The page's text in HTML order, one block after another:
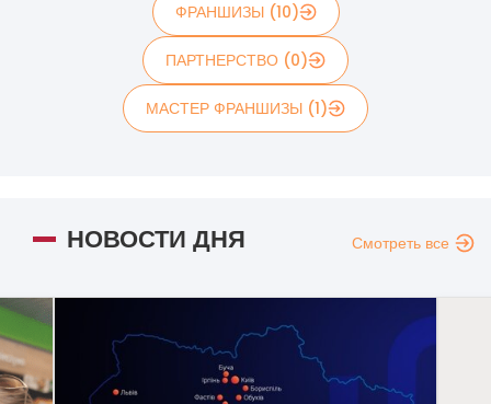
ФРАНШИЗЫ (10)
ПАРТНЕРСТВО (0)
МАСТЕР ФРАНШИЗЫ (1)
НОВОСТИ ДНЯ Смотреть все